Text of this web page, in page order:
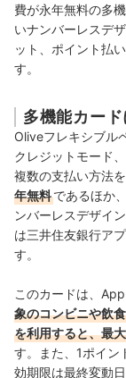
費が永年無料の多
いナンバーレスデ
ット、ポイント払
す。
多機能カー
Oliveフレキシブル
クレジットモード
複数の支払い方法
年無料であるほか
ンバーレスデザイ
は三井住友銀行ア
す。
このカードは、
象のコンビニや飲
を利用すると、最
す。また、1ポイン
効期限は最終変動